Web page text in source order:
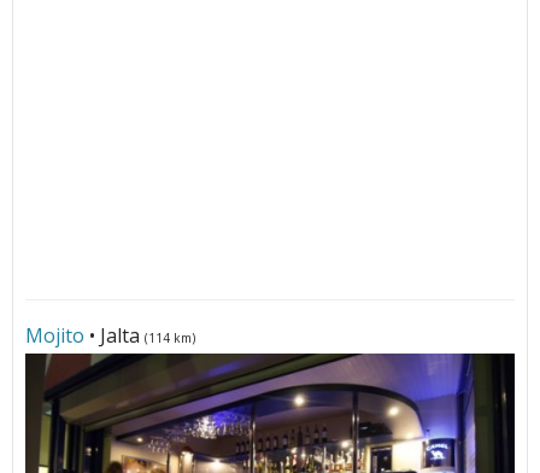
Mojito • Jalta (114 km)